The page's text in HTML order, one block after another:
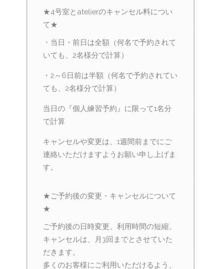
★4号室とatelierのキャンセル料につい
て★
・当日・前日は全額（何名で予約されて
いても、2名様分で計算）
・2～6日前は半額（何名で予約されてい
ても、2名様分で計算）
当日の『個人練習予約』に限って1名分
で計算
キャンセルや変更は、1週間前までにご
連絡いただけますようお願い申し上げま
す。
★ご予約後の変更・キャンセルについて
★
ご予約後の日時変更、利用時間の短縮、
キャンセルは、月3回までとさせていた
だきます。
多くのお客様にご利用いただけるよう、